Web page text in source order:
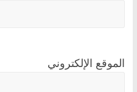
الموقع الإلكتروني